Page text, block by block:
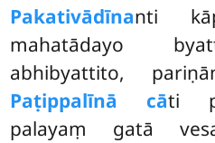
Pakativādīnanti
mahatādayo
abhibyattito,
Paṭippalīnā cāti
palayaṃ gatā